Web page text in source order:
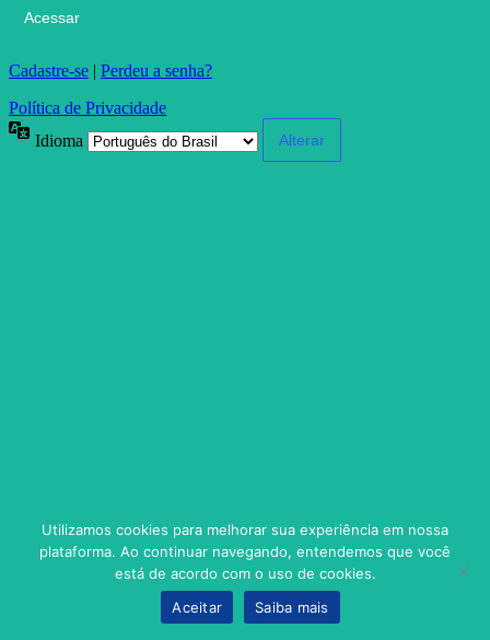
Cadastre-se | Perdeu a senha?
Política de Privacidade
Idioma
Utilizamos cookies para melhorar sua experiência em nossa
plataforma. Ao continuar navegando, entendemos que você
está de acordo com o uso de cookies.
Aceitar
Saiba mais